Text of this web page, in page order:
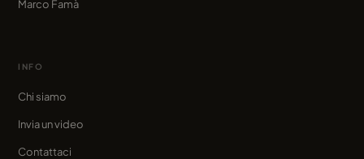
Marco Famà
INFO
Chi siamo
Invia un video
Contattaci